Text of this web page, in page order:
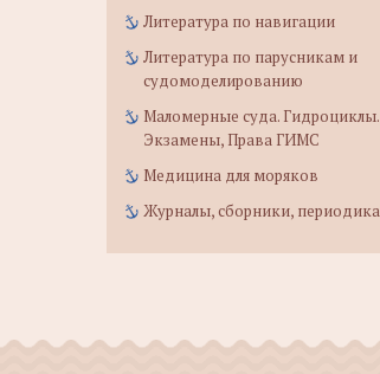
Литература по навигации
Литература по парусникам и
судомоделированию
Маломерные суда. Гидроциклы.
Экзамены, Права ГИМС
Медицина для моряков
Журналы, сборники, периодика